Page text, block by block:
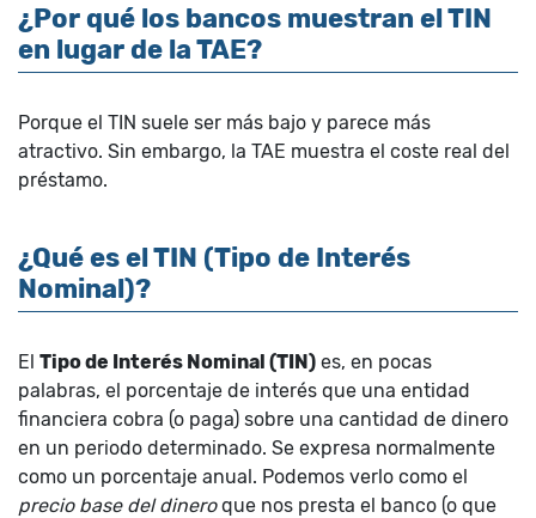
¿Por qué los bancos muestran el TIN
en lugar de la TAE?
Porque el TIN suele ser más bajo y parece más
atractivo. Sin embargo, la TAE muestra el coste real del
préstamo.
¿Qué es el TIN (Tipo de Interés
Nominal)?
El Tipo de Interés Nominal (TIN) es, en pocas
palabras, el porcentaje de interés que una entidad
financiera cobra (o paga) sobre una cantidad de dinero
en un periodo determinado. Se expresa normalmente
como un porcentaje anual. Podemos verlo como el
precio base del dineroque nos presta el banco (o que